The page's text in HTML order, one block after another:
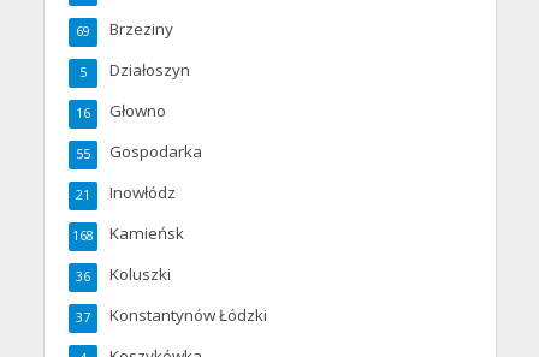
Brzeziny
69
Działoszyn
5
Głowno
16
Gospodarka
55
Inowłódz
21
Kamieńsk
168
Koluszki
36
Konstantynów Łódzki
37